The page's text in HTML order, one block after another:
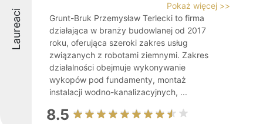
Laureaci
Pokaż więcej >>
Grunt-Bruk Przemysław Terlecki to firma
działająca w branży budowlanej od 2017
roku, oferująca szeroki zakres usług
związanych z robotami ziemnymi. Zakres
działalności obejmuje wykonywanie
wykopów pod fundamenty, montaż
instalacji wodno-kanalizacyjnych, ...
8.5